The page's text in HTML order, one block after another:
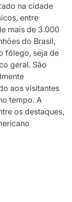
na cidade
entre
mais de 3.000
do Brasil,
fôlego, seja de
geral. São
aos visitantes
tempo. A
os destaques,